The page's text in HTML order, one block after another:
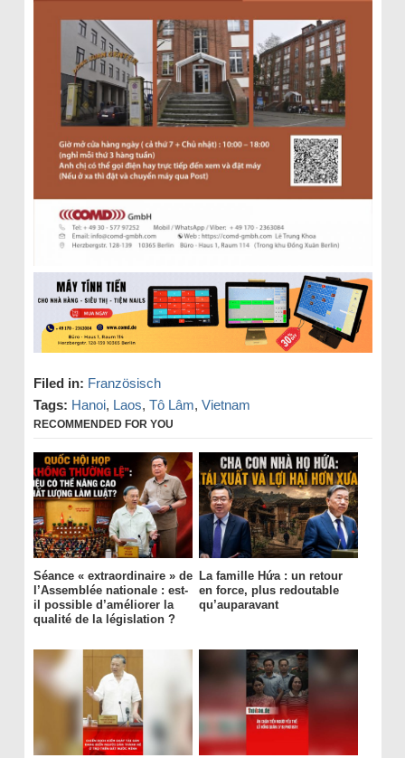
Filed in: Französisch
Tags: Hanoi, Laos, Tô Lâm, Vietnam
RECOMMENDED FOR YOU
Séance « extraordinaire » de
l’Assemblée nationale : est-
il possible d’améliorer la
qualité de la législation ?
La famille Hứa : un retour
en force, plus redoutable
qu’auparavant